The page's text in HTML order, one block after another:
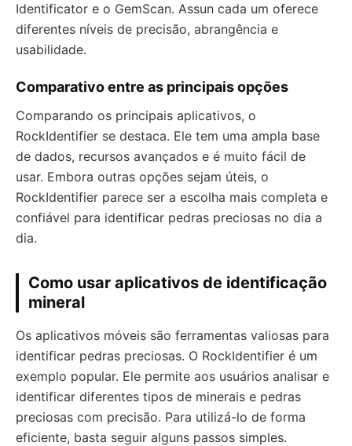
Identificator e o GemScan. Assun cada um oferece
diferentes níveis de precisão, abrangência e
usabilidade.
Comparativo entre as principais opções
Comparando os principais aplicativos, o
RockIdentifier se destaca. Ele tem uma ampla base
de dados, recursos avançados e é muito fácil de
usar. Embora outras opções sejam úteis, o
RockIdentifier parece ser a escolha mais completa e
confiável para identificar pedras preciosas no dia a
dia.
Como usar aplicativos de identificação
mineral
Os aplicativos móveis são ferramentas valiosas para
identificar pedras preciosas. O RockIdentifier é um
exemplo popular. Ele permite aos usuários analisar e
identificar diferentes tipos de minerais e pedras
preciosas com precisão. Para utilizá-lo de forma
eficiente, basta seguir alguns passos simples.